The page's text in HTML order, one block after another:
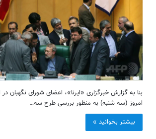
بنا به گزارش خبرگزاری «ایرنا»، اعضای شورای نگهبان
امروز (سه شنبه) به منظور بررسی طرح سه‌…
بیشتر بخوانید »